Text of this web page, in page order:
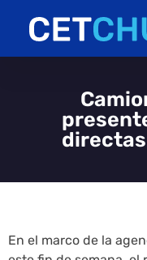
En el marco de la